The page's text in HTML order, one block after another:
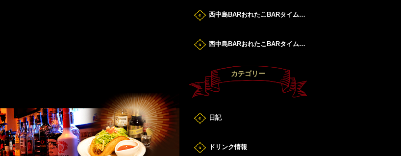
西中島BARおれたこBARタイムすたーと！
西中島BARおれたこBARタイムすたーと！
カテゴリー
日記
ドリンク情報